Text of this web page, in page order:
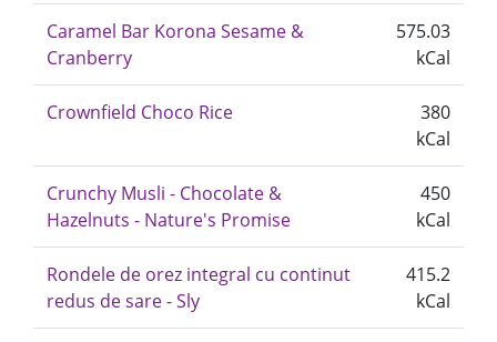
Caramel Bar Korona Sesame &
Cranberry
575.03
kCal
Crownfield Choco Rice
380
kCal
Crunchy Musli - Chocolate &
Hazelnuts - Nature's Promise
450
kCal
Rondele de orez integral cu continut
redus de sare - Sly
415.2
kCal